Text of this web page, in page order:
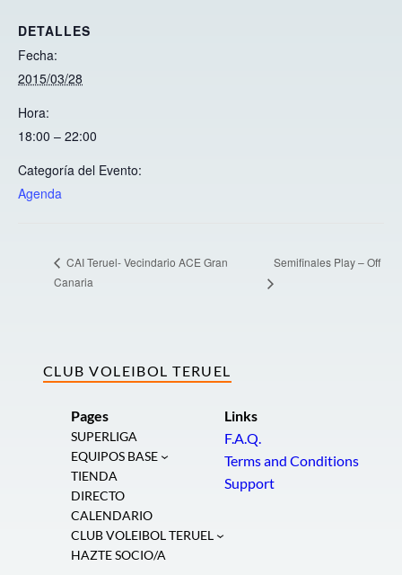
DETALLES
Fecha:
2015/03/28
Hora:
18:00 – 22:00
Categoría del Evento:
Agenda
CAI Teruel- Vecindario ACE Gran
Canaria
Semifinales Play – Off
CLUB VOLEIBOL TERUEL
Pages
SUPERLIGA
EQUIPOS BASE
TIENDA
DIRECTO
CALENDARIO
CLUB VOLEIBOL TERUEL
HAZTE SOCIO/A
Links
F.A.Q.
Terms and Conditions
Support